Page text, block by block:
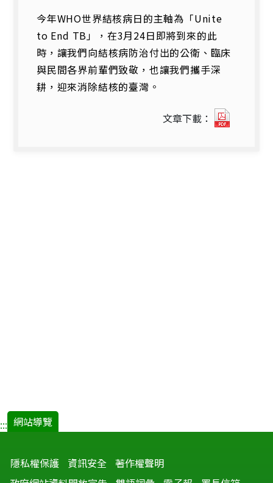
今年WHO世界結核病日的主軸為「Unite
to End TB」，在3月24日即將到來的此
時，讓我們向結核病防治付出的公衛、臨床
與民間各界前輩們致敬，也讓我們攜手深
耕，迎來消除結核的臺灣。
文章下載：
::: 網站導覽
隱私權保護 資訊安全 著作權聲明